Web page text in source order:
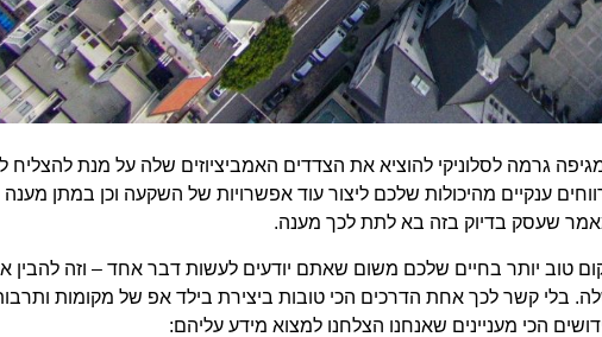
גרמה לסלוניקי להוציא את הצדדים האמביציוזים שלה על מנת
ענקיים מהיכולות שלכם ליצור עוד אפשרויות של השקעה וכן במתן
שעסק בדיוק בזה בא לתת לכך מענה.
טוב יותר בחיים שלכם משום שאתם יודעים לעשות דבר אחד – וזה להבין
תועדו בבתי החולים שלה. בלי קשר לכך אחת הדרכים הכי טובות ביצירת בילד אפ של מקומות
הכי מעניינים שאנחנו הצלחנו למצוא מידע עליהם: